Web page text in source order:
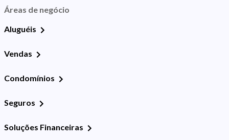
Áreas de negócio
Aluguéis
Vendas
Condomínios
Seguros
Soluções Financeiras